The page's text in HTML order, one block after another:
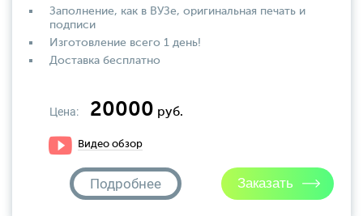
Заполнение, как в ВУЗе, оригинальная печать и
подписи
Изготовление всего 1 день!
Доставка бесплатно
Цена: 20000 руб.
Видео обзор
Подробнее